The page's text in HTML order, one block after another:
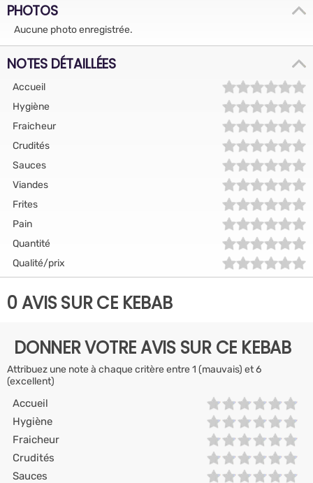
PHOTOS
Aucune photo enregistrée.
NOTES DÉTAILLÉES
Accueil
Hygiène
Fraicheur
Crudités
Sauces
Viandes
Frites
Pain
Quantité
Qualité/prix
0 AVIS SUR CE KEBAB
DONNER VOTRE AVIS SUR CE KEBAB
Attribuez une note à chaque critère entre 1 (mauvais) et 6
(excellent)
Accueil
Hygiène
Fraicheur
Crudités
Sauces